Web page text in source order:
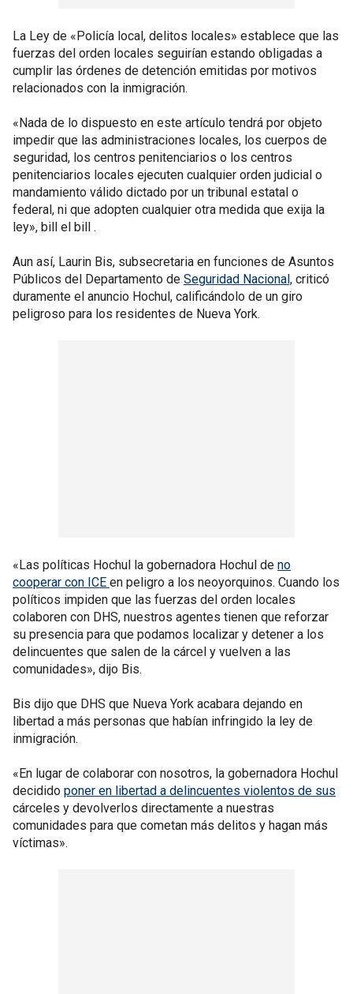
La Ley de «Policía local, delitos locales» establece que las
fuerzas del orden locales seguirían estando obligadas a
cumplir las órdenes de detención emitidas por motivos
relacionados con la inmigración.
«Nada de lo dispuesto en este artículo tendrá por objeto
impedir que las administraciones locales, los cuerpos de
seguridad, los centros penitenciarios o los centros
penitenciarios locales ejecuten cualquier orden judicial o
mandamiento válido dictado por un tribunal estatal o
federal, ni que adopten cualquier otra medida que exija la
ley», bill el bill .
Aun así, Laurin Bis, subsecretaria en funciones de Asuntos
Públicos del Departamento de Seguridad Nacional, criticó
duramente el anuncio Hochul, calificándolo de un giro
peligroso para los residentes de Nueva York.
«Las políticas Hochul la gobernadora Hochul de no
cooperar con ICE en peligro a los neoyorquinos. Cuando los
políticos impiden que las fuerzas del orden locales
colaboren con DHS, nuestros agentes tienen que reforzar
su presencia para que podamos localizar y detener a los
delincuentes que salen de la cárcel y vuelven a las
comunidades», dijo Bis.
Bis dijo que DHS que Nueva York acabara dejando en
libertad a más personas que habían infringido la ley de
inmigración.
«En lugar de colaborar con nosotros, la gobernadora Hochul
decidido poner en libertad a delincuentes violentos de sus
cárceles y devolverlos directamente a nuestras
comunidades para que cometan más delitos y hagan más
víctimas».